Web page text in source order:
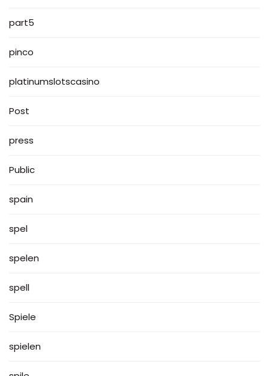
part5
pinco
platinumslotscasino
Post
press
Public
spain
spel
spelen
spell
Spiele
spielen